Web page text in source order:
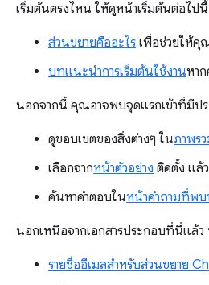
เริ่มต้นตรงไหน ให้ดูหน้าเริ่มต้นต่อไปนี้
ส่วนขยายคืออะไร เพื่อช่วยให้คุ
บทแนะนำการเริ่มต้นใช้งานหา
นอกจากนี้ คุณอาจพบจุดแรกเข้าที่มีป
ดูขอบเขตของสิ่งต่างๆ ในภาพร
เลือกจากหน้าตัวอย่าง ติดตั้ง แล้
ค้นหาคำตอบในหน้าคำถามที่พบ
นอกเหนือจากเอกสารประกอบที่นี่แ
รายชื่ออีเมลสำหรับส่วนขยาย